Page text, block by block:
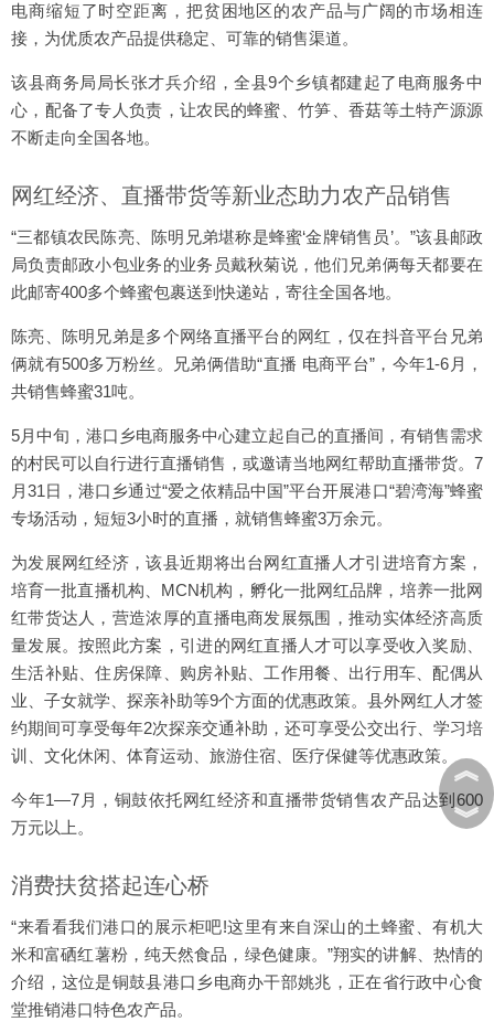
电商缩短了时空距离，把贫困地区的农产品与广阔的市场相连
接，为优质农产品提供稳定、可靠的销售渠道。
该县商务局局长张才兵介绍，全县9个乡镇都建起了电商服务中
心，配备了专人负责，让农民的蜂蜜、竹笋、香菇等土特产源源
不断走向全国各地。
网红经济、直播带货等新业态助力农产品销售
“三都镇农民陈亮、陈明兄弟堪称是蜂蜜‘金牌销售员’。”该县邮政
局负责邮政小包业务的业务员戴秋菊说，他们兄弟俩每天都要在
此邮寄400多个蜂蜜包裹送到快递站，寄往全国各地。
陈亮、陈明兄弟是多个网络直播平台的网红，仅在抖音平台兄弟
俩就有500多万粉丝。兄弟俩借助“直播 电商平台”，今年1-6月，
共销售蜂蜜31吨。
5月中旬，港口乡电商服务中心建立起自己的直播间，有销售需求
的村民可以自行进行直播销售，或邀请当地网红帮助直播带货。7
月31日，港口乡通过“爱之依精品中国”平台开展港口“碧湾海”蜂蜜
专场活动，短短3小时的直播，就销售蜂蜜3万余元。
为发展网红经济，该县近期将出台网红直播人才引进培育方案，
培育一批直播机构、MCN机构，孵化一批网红品牌，培养一批网
红带货达人，营造浓厚的直播电商发展氛围，推动实体经济高质
量发展。按照此方案，引进的网红直播人才可以享受收入奖励、
生活补贴、住房保障、购房补贴、工作用餐、出行用车、配偶从
业、子女就学、探亲补助等9个方面的优惠政策。县外网红人才签
约期间可享受每年2次探亲交通补助，还可享受公交出行、学习培
训、文化休闲、体育运动、旅游住宿、医疗保健等优惠政策。
今年1—7月，铜鼓依托网红经济和直播带货销售农产品达到600
万元以上。
消费扶贫搭起连心桥
“来看看我们港口的展示柜吧!这里有来自深山的土蜂蜜、有机大
米和富硒红薯粉，纯天然食品，绿色健康。”翔实的讲解、热情的
介绍，这位是铜鼓县港口乡电商办干部姚兆，正在省行政中心食
堂推销港口特色农产品。
︽
︾